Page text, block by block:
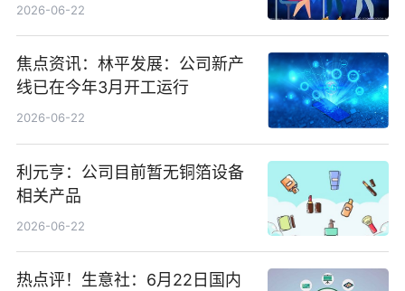
2026-06-22
焦点资讯：林平发展：公司新产
线已在今年3月开工运行
2026-06-22
利元亨：公司目前暂无铜箔设备
相关产品
2026-06-22
热点评！生意社：6月22日国内